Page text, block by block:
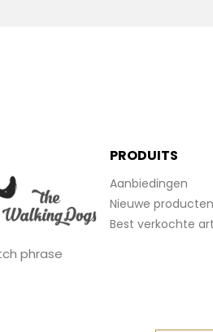
phrase
PRODUITS
Aanbiedingen
Nieuwe producten
Best verkochte